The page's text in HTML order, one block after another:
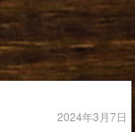
2024年3月7日